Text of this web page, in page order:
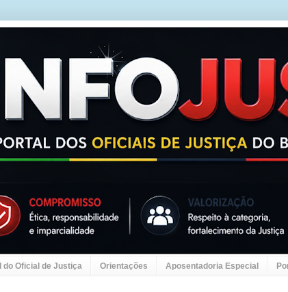
do Oficial de Justiça Orientações Aposentadoria Especial